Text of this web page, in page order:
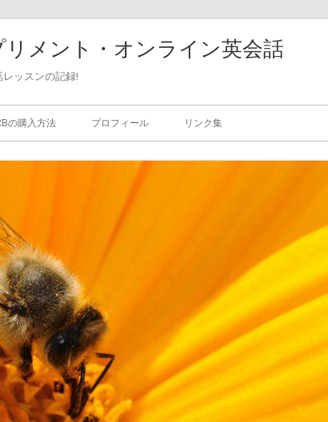
メント・オンライン英会話
ッスンの記録!
の購入方法 プロフィール リンク集